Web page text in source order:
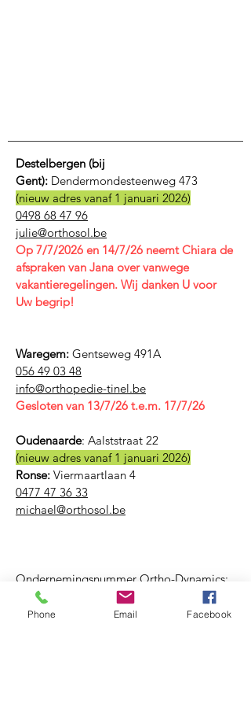
Destelbergen (bij
Gent): Dendermondesteenweg 473
(nieuw adres vanaf 1 januari 2026)
0498 68 47 96
julie@orthosol.be
Op 7/7/2026 en 14/7/26 neemt Chiara de
afspraken van Jana over vanwege
vakantieregelingen. Wij danken U voor
Uw begrip!
Waregem: Gentseweg 491A
056 49 03 48
​info@orthopedie-tinel.be
Gesloten van 13/7/26 t.e.m. 17/7/26
Oudenaarde: Aalststraat 22
(nieuw adres vanaf 1 januari 2026)
Ronse: Viermaartlaan 4
0477 47 36 33
michael@orthosol.be
Ondernemingsnummer Ortho-Dynamics:
0759 938 382
Phone Email Facebook